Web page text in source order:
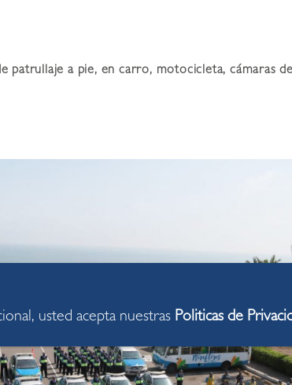
patrullaje a pie, en carro, motocicleta, cámaras
usted acepta nuestras Politicas de